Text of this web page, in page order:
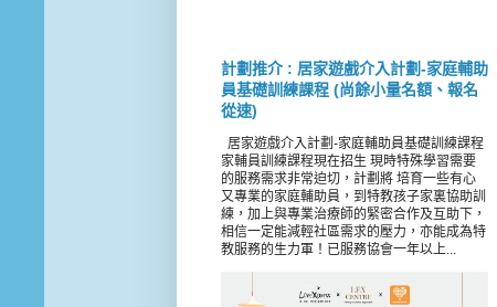
計劃推介 : 居家遊戲介入計劃-家庭輔助
員基礎訓練課程 (尚餘小量名額、報名
從速)
居家遊戲介入計劃-家庭輔助員基礎訓練課程
家輔員訓練課程現在招生 現時特殊學習需要
的服務需求非常迫切，計劃將 培育一些有心
又專業的家庭輔助員，到特教孩子家裏協助訓
練，加上與專業治療師的緊密合作及互助下，
相信一定能減輕社區需求的壓力，亦能成為特
教服務的生力軍！已服務協會一年以上...